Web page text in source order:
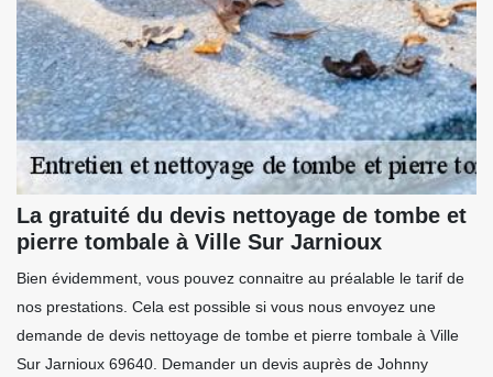
La gratuité du devis nettoyage de tombe et
pierre tombale à Ville Sur Jarnioux
Bien évidemment, vous pouvez connaitre au préalable le tarif de
nos prestations. Cela est possible si vous nous envoyez une
demande de devis nettoyage de tombe et pierre tombale à Ville
Sur Jarnioux 69640. Demander un devis auprès de Johnny